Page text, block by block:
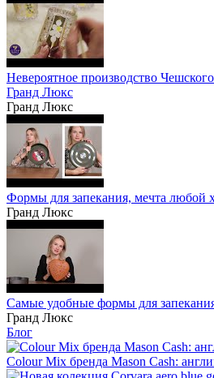
Невероятное производство
Гранд Люкс
Гранд Люкс
Формы для запекания, мечта любой
Гранд Люкс
Самые удобные формы для
Гранд Люкс
Блог
Colour Mix бренда Mason Cash: